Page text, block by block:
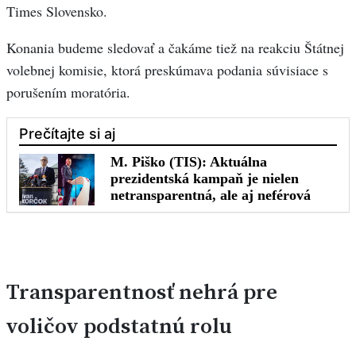
Times Slovensko.
Konania budeme sledovať a čakáme tiež na reakciu Štátnej
volebnej komisie, ktorá preskúmava podania súvisiace s
porušením moratória.
Transparentnosť nehrá pre
voličov podstatnú rolu